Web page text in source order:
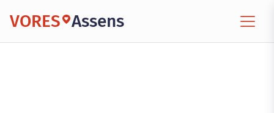
VORES Assens